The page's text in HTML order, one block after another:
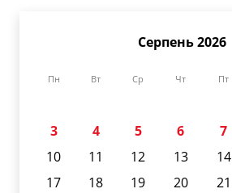
Серпень 2026
Пн Вт Ср Чт Пт
3
4 5 6 7
10
11 12 13 14
17
18 19 20 21